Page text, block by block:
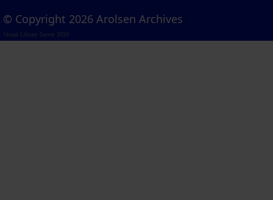
© Copyright 2026 Arolsen Archives
Visual Library Server 2026